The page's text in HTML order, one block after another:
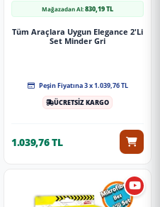
Mağazadan Al:830,19 TL
Tüm Araçlara Uygun Elegance 2'Li
Set Minder Gri
Peşin Fiyatına 3 x 1.039,76 TL
ÜCRETSİZ KARGO
1.039,76 TL